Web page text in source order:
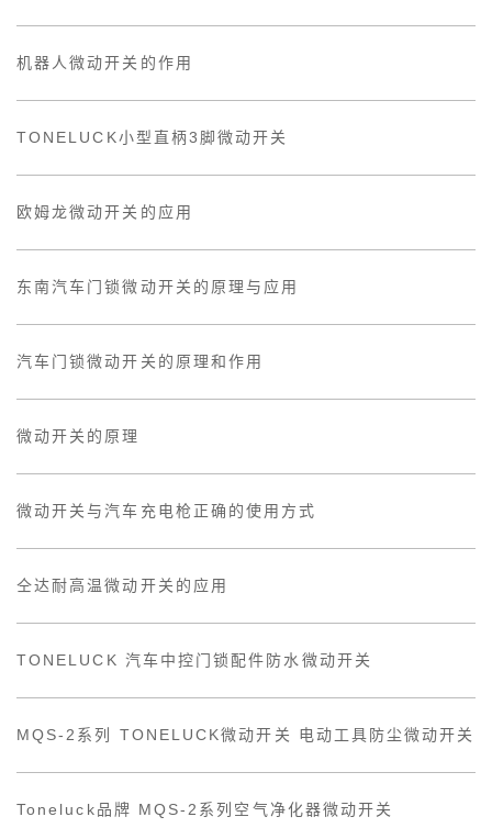
机器人微动开关的作用
TONELUCK小型直柄3脚微动开关
欧姆龙微动开关的应用
东南汽车门锁微动开关的原理与应用
汽车门锁微动开关的原理和作用
微动开关的原理
微动开关与汽车充电枪正确的使用方式
仝达耐高温微动开关的应用
TONELUCK 汽车中控门锁配件防水微动开关
MQS-2系列 TONELUCK微动开关 电动工具防尘微动开关
Toneluck品牌 MQS-2系列空气净化器微动开关